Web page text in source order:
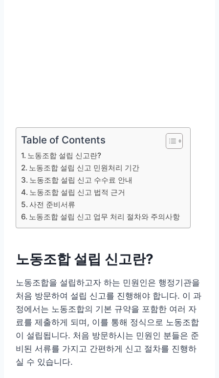
Table of Contents
노동조합 설립 신고란?
노동조합 설립 신고 민원처리 기간
노동조합 설립 신고 수수료 안내
노동조합 설립 신고 법적 근거
사전 준비서류
노동조합 설립 신고 업무 처리 절차와 주의사항
노동조합 설립 신고란?
노동조합을 설립하고자 하는 민원인은 행정기관을
처음 방문하여 설립 신고를 진행해야 합니다. 이 과
정에서는 노동조합의 기본 규약을 포함한 여러 자
료를 제출하게 되며, 이를 통해 정식으로 노동조합
이 설립됩니다. 처음 방문하시는 민원인 분들은 준
비된 서류를 가지고 간편하게 신고 절차를 진행하
실 수 있습니다.